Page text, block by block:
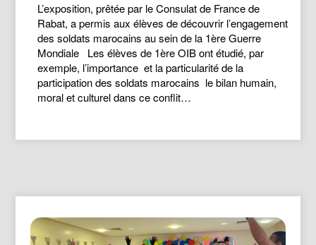
L’exposition, prêtée par le Consulat de France de
Rabat, a permis aux élèves de découvrir l’engagement
des soldats marocains au sein de la 1ère Guerre
Mondiale Les élèves de 1ère OIB ont étudié, par
exemple, l’importance et la particularité de la
participation des soldats marocains le bilan humain,
moral et culturel dans ce conflit…